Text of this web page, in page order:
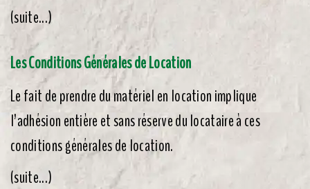
(suite...)
Les Conditions Générales de Location
Le fait de prendre du matériel en location implique
l’adhésion entière et sans réserve du locataire à ces
conditions générales de location.
(suite...)